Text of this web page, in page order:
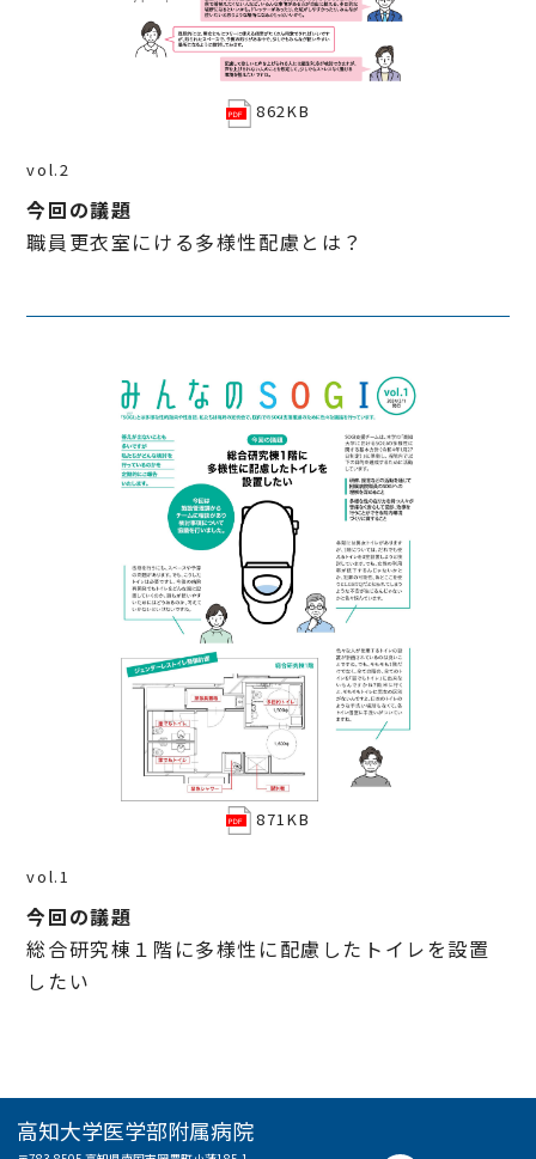
862KB
vol.2
今回の議題
職員更衣室にける多様性配慮とは？
871KB
vol.1
今回の議題
総合研究棟１階に多様性に配慮したトイレを設置
したい
高知大学医学部附属病院